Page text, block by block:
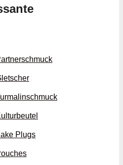
Plugs